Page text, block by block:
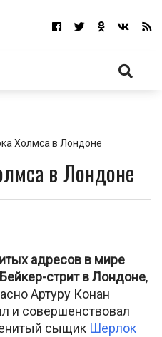
Холмса в Лондоне
в Лондоне
адресов в мире
стрит в Лондоне,
Артуру Конан
и совершенствовал
сыщик Шерлок